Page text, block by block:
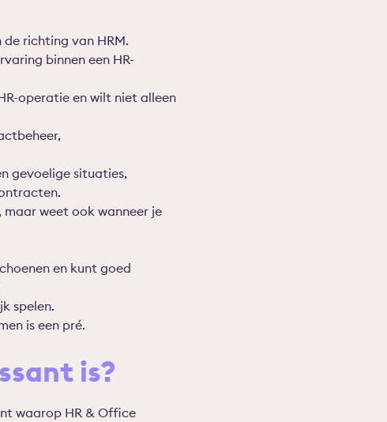
richting van HRM.
binnen een HR-
operatie en wilt niet alleen
gevoelige situaties,
weet ook wanneer je
en kunt goed
spelen.
is een pré.
is?
waarop HR & Office